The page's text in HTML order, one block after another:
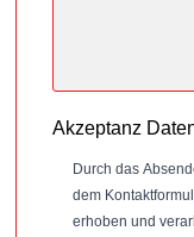
Akzeptanz
Durch das
dem
erhoben und